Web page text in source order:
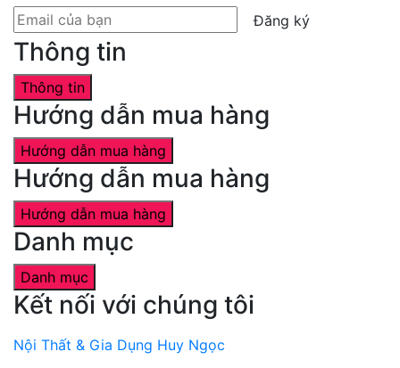
Đăng ký
Thông tin
Thông tin
Hướng dẫn mua hàng
Hướng dẫn mua hàng
Hướng dẫn mua hàng
Hướng dẫn mua hàng
Danh mục
Danh mục
Kết nối với chúng tôi
Nội Thất & Gia Dụng Huy Ngọc